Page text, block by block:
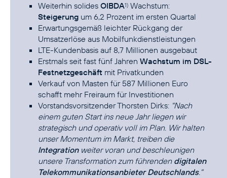
Weiterhin solides OIBDA1) Wachstum:
Steigerung um 6,2 Prozent im ersten Quartal
Erwartungsgemäß leichter Rückgang der
Umsatzerlöse aus Mobilfunkdienstleistungen
LTE-Kundenbasis auf 8,7 Millionen ausgebaut
Erstmals seit fast fünf Jahren Wachstum im DSL-
Festnetzgeschäft mit Privatkunden
Verkauf von Masten für 587 Millionen Euro
schafft mehr Freiraum für Investitionen
Vorstandsvorsitzender Thorsten Dirks: "Nach
einem guten Start ins neue Jahr liegen wir
strategisch und operativ voll im Plan. Wir halten
unser Momentum im Markt, treiben die
Integrationweiter voran und beschleunigen
unsere Transformation zum führenden digitalen
Telekommunikationsanbieter Deutschlands."